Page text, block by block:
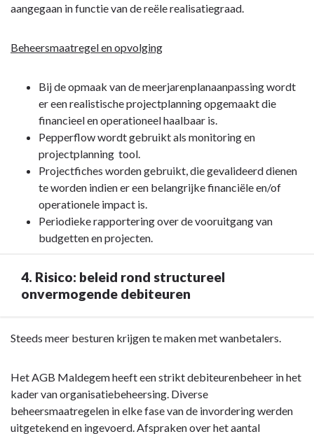
aangegaan in functie van de reële realisatiegraad.
Beheersmaatregel en opvolging
Bij de opmaak van de meerjarenplanaanpassing wordt
er een realistische projectplanning opgemaakt die
financieel en operationeel haalbaar is.
Pepperflow wordt gebruikt als monitoring en
projectplanning tool.
Projectfiches worden gebruikt, die gevalideerd dienen
te worden indien er een belangrijke financiële en/of
operationele impact is.
Periodieke rapportering over de vooruitgang van
budgetten en projecten.
4. Risico: beleid rond structureel
onvermogende debiteuren
Terug
navigatie
Wijzigingen
financiële
Steeds meer besturen krijgen te maken met wanbetalers.
Het AGB Maldegem heeft een strikt debiteurenbeheer in het
kader van organisatiebeheersing. Diverse
beheersmaatregelen in elke fase van de invordering werden
uitgetekend en ingevoerd. Afspraken over het aantal